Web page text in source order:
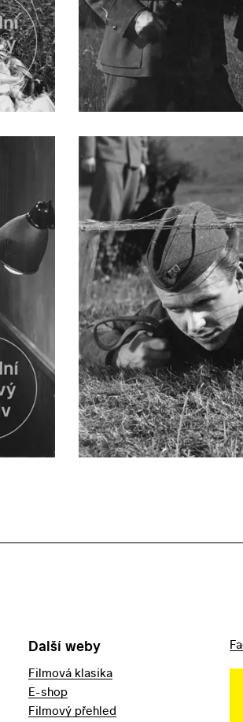
Další weby
Filmová klasika
E-shop
Filmový přehled